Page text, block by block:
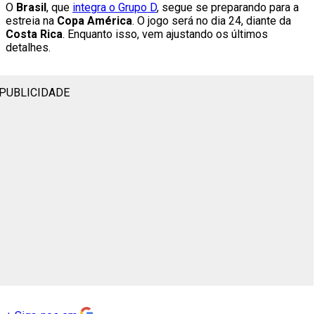
O Brasil , que integra o Grupo D, segue se preparando para a
estreia na Copa América. O jogo será no dia 24, diante da
Costa Rica. Enquanto isso, vem ajustando os últimos
detalhes.